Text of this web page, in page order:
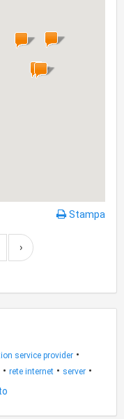
Stampa
›
service provider •
• rete internet • server •